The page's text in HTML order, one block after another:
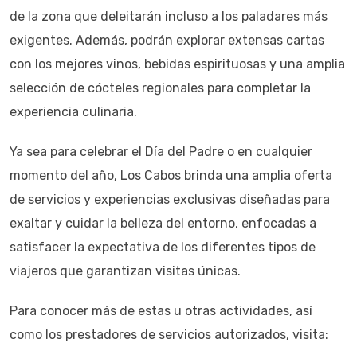
de la zona que deleitarán incluso a los paladares más
exigentes. Además, podrán explorar extensas cartas
con los mejores vinos, bebidas espirituosas y una amplia
selección de cócteles regionales para completar la
experiencia culinaria.
Ya sea para celebrar el Día del Padre o en cualquier
momento del año, Los Cabos brinda una amplia oferta
de servicios y experiencias exclusivas diseñadas para
exaltar y cuidar la belleza del entorno, enfocadas a
satisfacer la expectativa de los diferentes tipos de
viajeros que garantizan visitas únicas.
Para conocer más de estas u otras actividades, así
como los prestadores de servicios autorizados, visita: